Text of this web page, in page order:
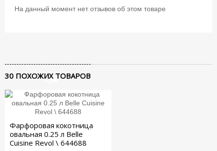
На данный момент нет отзывов об этом товаре
30 ПОХОЖИХ ТОВАРОВ
Фарфоровая кокотница
овальная 0.25 л Belle
Сuisine Revol \ 644688
-5%
-5%
-5%
-5%